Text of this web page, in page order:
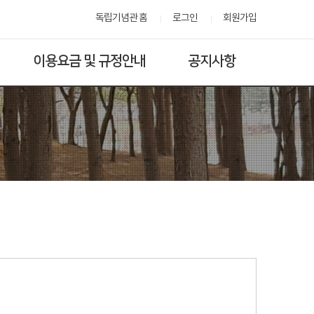
독립기념관 홈 로그인 회원가입
이용요금 및 규정안내 공지사항